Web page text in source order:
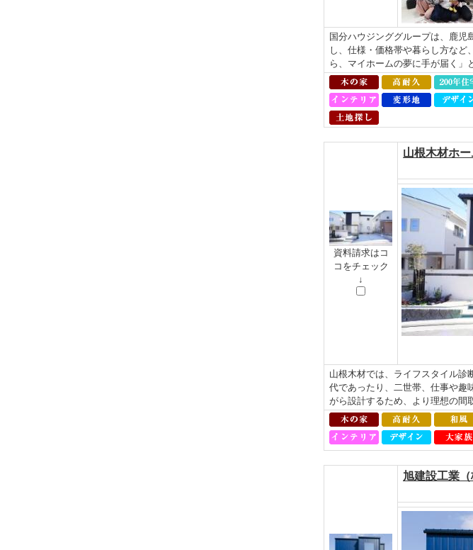
国分ハウジンググループは、鹿
し、仕様・価格帯や暮らし方な
ら、マイホームの夢に手が届く」
資料請求はコ
コをチェック
↓
山根木材ホー
山根木材では、ライフスタイル診
代であったり、二世帯、仕事や趣
がら設計するため、より理想の間
旭建設工業（